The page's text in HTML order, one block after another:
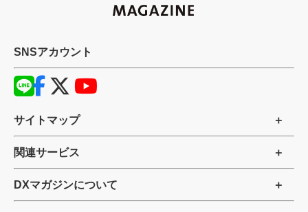
SNSアカウント
サイトマップ
関連サービス
DXマガジンについて